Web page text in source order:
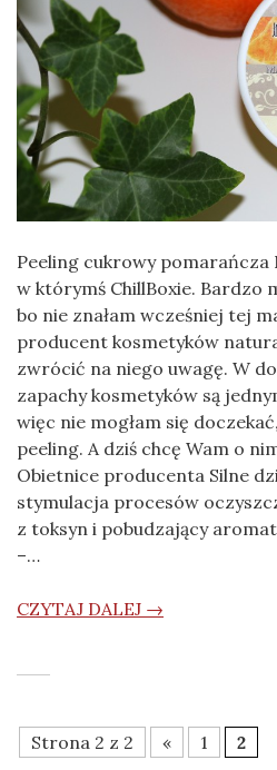
Peeling cukrowy pomarańcza
w którymś ChillBoxie. Bardzo
bo nie znałam wcześniej tej
producent kosmetyków
zwrócić na niego uwagę. W
zapachy kosmetyków są
więc nie mogłam się
peeling. A dziś chcę Wam o
Obietnice producenta Silne
stymulacja procesów
z toksyn i pobudzający
–…
CZYTAJ DALEJ →
Strona 2 z 2 « 1 2